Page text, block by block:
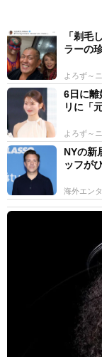
「剃毛
ラーの
よろず～
6日に
リに「
よろず～
NYの新
ッフが
海外エン